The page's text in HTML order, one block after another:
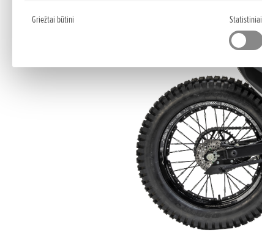
Griežtai būtini Statistiniai